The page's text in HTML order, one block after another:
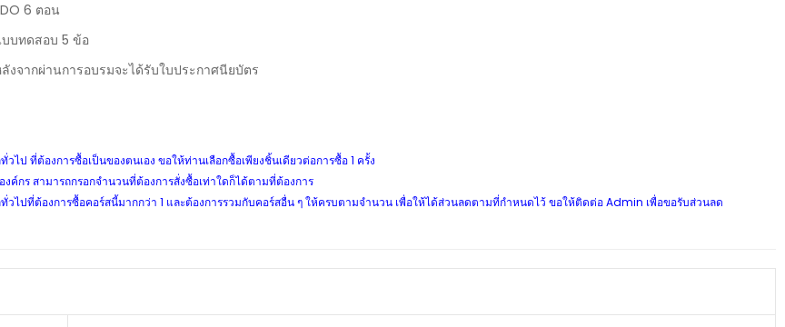
6 ตอน
บ 5 ข้อ
อบรมจะได้รับใบประกาศนียบัตร
ไป ที่ต้องการซื้อเป็นของตนเอง ขอให้ท่านเลือกซื้อเพียงชิ้นเดียวต่อการซื้อ 1 ครั้ง
งค์กร สามารถกรอกจำนวนที่ต้องการสั่งซื้อเท่าใดก็ได้ตามที่ต้องการ
วไปที่ต้องการซื้อคอร์สนี้มากกว่า 1 และต้องการรวมกับคอร์สอื่น ๆ ให้ครบตามจำนวน เพื่อให้ได้ส่วนลดตามที่กำหนดไว้ ขอให้ติดต่อ Admin เพื่อขอรับส่วนลด